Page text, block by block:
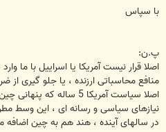
با سپاس
پ.ن:
اصلا قرار نیست آمریکا یا اسراییل با ما
منافع محاسباتی ارزنده ، یا جلو گیری از
اصلا سیاست آمریکا 5 ساله
نیازهای سیاسی و رسانه ای ، این وسط
در سالهای آینده ، هند هم به چین اضافه